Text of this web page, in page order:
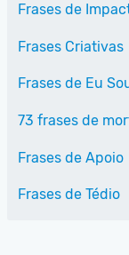
Frases de
Frases Criativas
Frases de Eu
73 frases de
Frases de Apoio
Frases de Tédio